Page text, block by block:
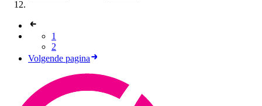
1
2
Volgende pagina